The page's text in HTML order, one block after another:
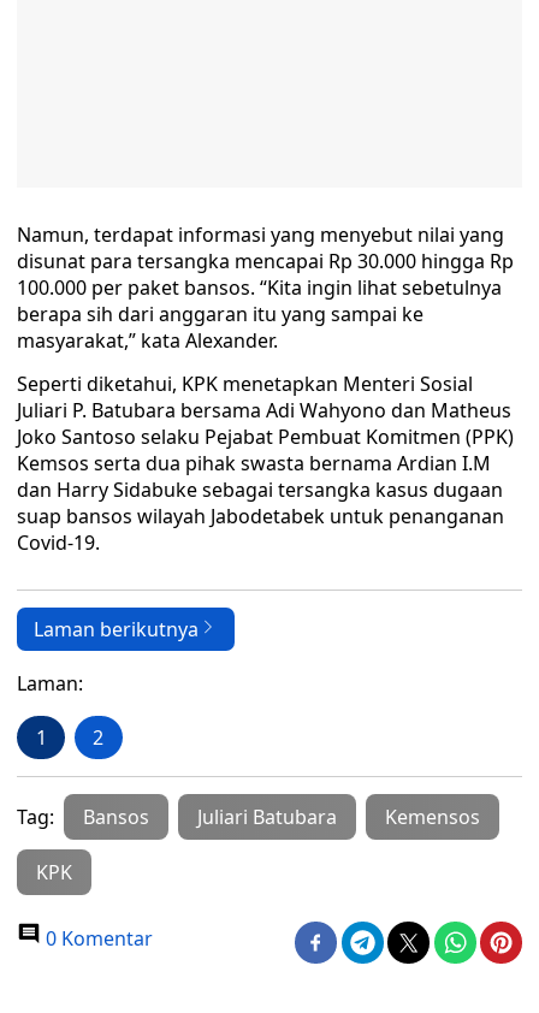
Namun, terdapat informasi yang menyebut nilai yang
disunat para tersangka mencapai Rp 30.000 hingga Rp
100.000 per paket bansos. “Kita ingin lihat sebetulnya
berapa sih dari anggaran itu yang sampai ke
masyarakat,” kata Alexander.
Seperti diketahui, KPK menetapkan Menteri Sosial
Juliari P. Batubara bersama Adi Wahyono dan Matheus
Joko Santoso selaku Pejabat Pembuat Komitmen (PPK)
Kemsos serta dua pihak swasta bernama Ardian I.M
dan Harry Sidabuke sebagai tersangka kasus dugaan
suap bansos wilayah Jabodetabek untuk penanganan
Covid-19.
Laman berikutnya
Laman:
1 2
Tag: Bansos Juliari Batubara Kemensos
KPK
0 Komentar